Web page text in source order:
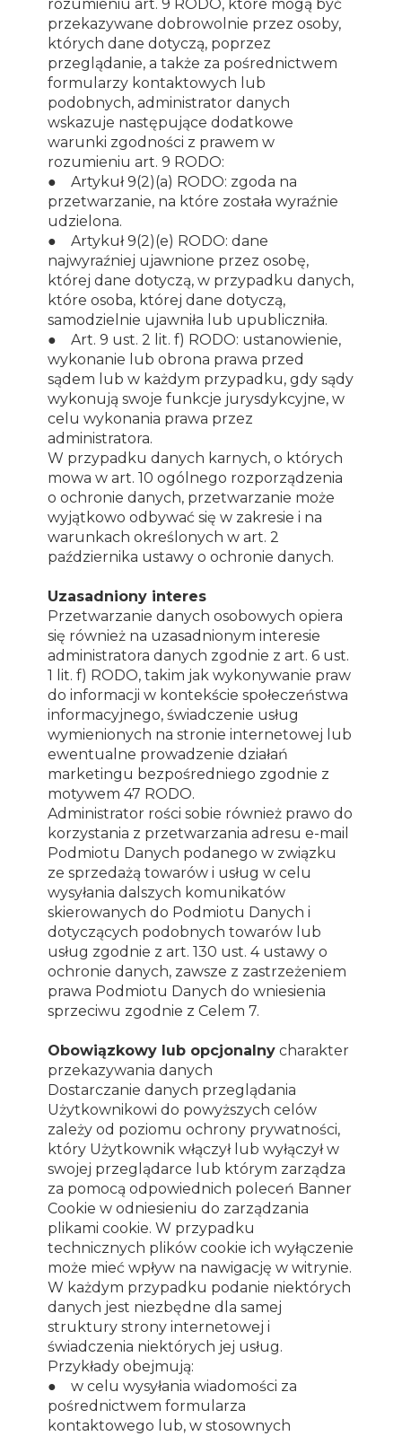
rozumieniu art. 9 RODO, które mogą być
przekazywane dobrowolnie przez osoby,
których dane dotyczą, poprzez
przeglądanie, a także za pośrednictwem
formularzy kontaktowych lub
podobnych, administrator danych
wskazuje następujące dodatkowe
warunki zgodności z prawem w
rozumieniu art. 9 RODO:
● Artykuł 9(2)(a) RODO: zgoda na
przetwarzanie, na które została wyraźnie
udzielona.
● Artykuł 9(2)(e) RODO: dane
najwyraźniej ujawnione przez osobę,
której dane dotyczą, w przypadku danych,
które osoba, której dane dotyczą,
samodzielnie ujawniła lub upubliczniła.
● Art. 9 ust. 2 lit. f) RODO: ustanowienie,
wykonanie lub obrona prawa przed
sądem lub w każdym przypadku, gdy sądy
wykonują swoje funkcje jurysdykcyjne, w
celu wykonania prawa przez
administratora.
W przypadku danych karnych, o których
mowa w art. 10 ogólnego rozporządzenia
o ochronie danych, przetwarzanie może
wyjątkowo odbywać się w zakresie i na
warunkach określonych w art. 2
października ustawy o ochronie danych.
Uzasadniony interes
Przetwarzanie danych osobowych opiera
się również na uzasadnionym interesie
administratora danych zgodnie z art. 6 ust.
1 lit. f) RODO, takim jak wykonywanie praw
do informacji w kontekście społeczeństwa
informacyjnego, świadczenie usług
wymienionych na stronie internetowej lub
ewentualne prowadzenie działań
marketingu bezpośredniego zgodnie z
motywem 47 RODO.
Administrator rości sobie również prawo do
korzystania z przetwarzania adresu e-mail
Podmiotu Danych podanego w związku
ze sprzedażą towarów i usług w celu
wysyłania dalszych komunikatów
skierowanych do Podmiotu Danych i
dotyczących podobnych towarów lub
usług zgodnie z art. 130 ust. 4 ustawy o
ochronie danych, zawsze z zastrzeżeniem
prawa Podmiotu Danych do wniesienia
sprzeciwu zgodnie z Celem 7.
Obowiązkowy lub opcjonalnycharakter
przekazywania danych
Dostarczanie danych przeglądania
Użytkownikowi do powyższych celów
zależy od poziomu ochrony prywatności,
który Użytkownik włączył lub wyłączył w
swojej przeglądarce lub którym zarządza
za pomocą odpowiednich poleceń Banner
Cookie w odniesieniu do zarządzania
plikami cookie. W przypadku
technicznych plików cookie ich wyłączenie
może mieć wpływ na nawigację w witrynie.
W każdym przypadku podanie niektórych
danych jest niezbędne dla samej
struktury strony internetowej i
świadczenia niektórych jej usług.
Przykłady obejmują:
● w celu wysyłania wiadomości za
pośrednictwem formularza
kontaktowego lub, w stosownych